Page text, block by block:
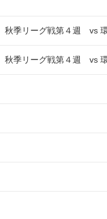
秋季リーグ戦第４週 vs
秋季リーグ戦第４週 vs